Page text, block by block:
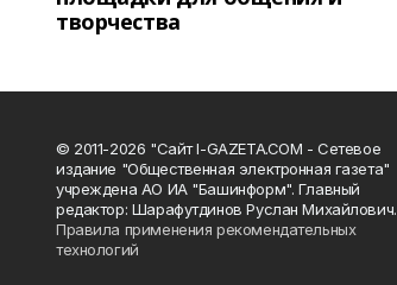
творчества
© 2011-2026 "Сайт I-GAZETA.COM - Сетевое
издание "Общественная электронная газета"
учреждена АО ИА "Башинформ". Главный
редактор: Шарафутдинов Руслан Михайлович.
Правила применения рекомендательных
технологий